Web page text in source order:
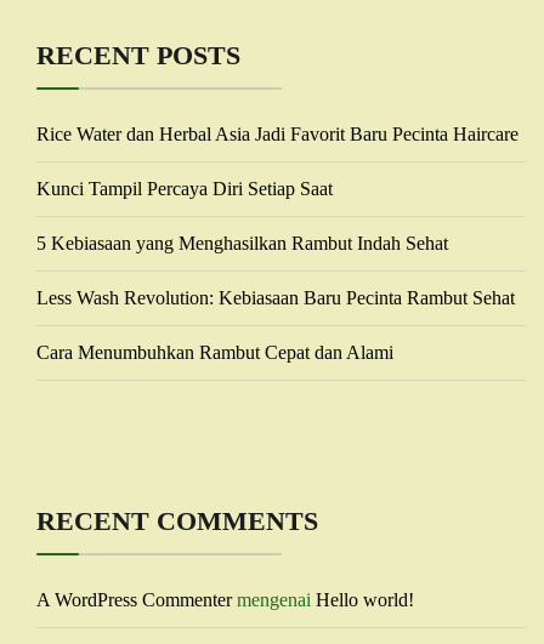
RECENT POSTS
Rice Water dan Herbal Asia Jadi Favorit Baru Pecinta Haircare
Kunci Tampil Percaya Diri Setiap Saat
5 Kebiasaan yang Menghasilkan Rambut Indah Sehat
Less Wash Revolution: Kebiasaan Baru Pecinta Rambut Sehat
Cara Menumbuhkan Rambut Cepat dan Alami
RECENT COMMENTS
A WordPress Commentermengenai Hello world!